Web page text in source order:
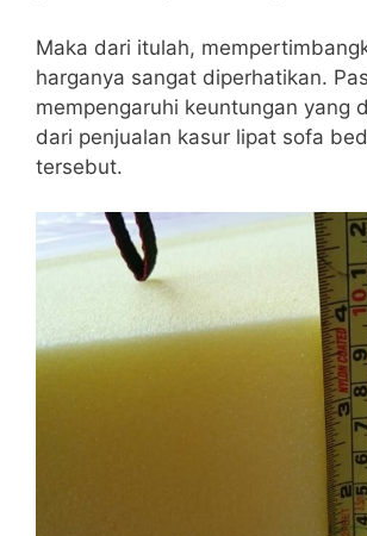
Maka dari itulah,
harganya sangat diperhatikan.
mempengaruhi keuntungan yang
dari penjualan kasur lipat sofa
tersebut.